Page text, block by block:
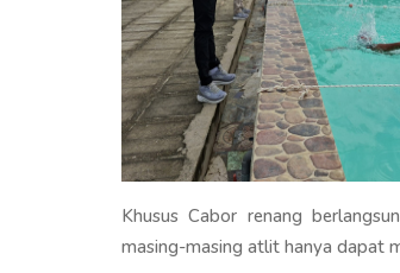
Khusus Cabor renang
masing-masing atlit hanya dapat